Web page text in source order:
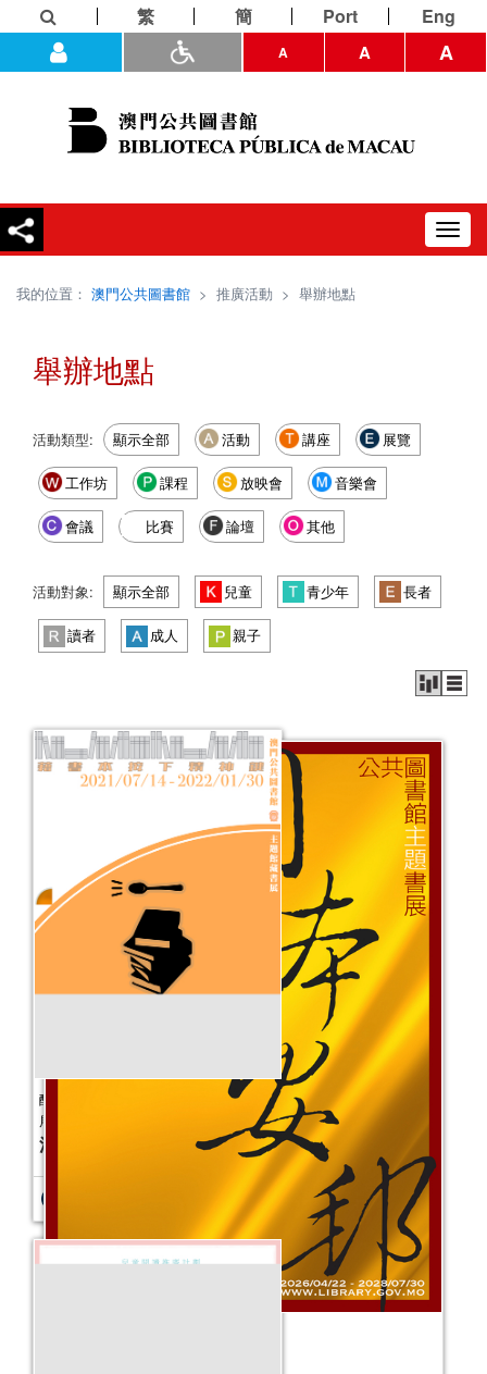
繁 簡 Port Eng
A A A
我的位置： 澳門公共圖書館 > 推廣活動 > 舉辦地點
舉辦地點
活動類型: 顯示全部 活動 講座 展覽
工作坊 課程 放映會 音樂會
會議 比賽 論壇 其他
活動對象: 顯示全部 兒童 青少年 長者
讀者 成人 親子
醒醒味蕾──澳門公共圖書館主題館藏書
展
活動日期： 2021年07月14日